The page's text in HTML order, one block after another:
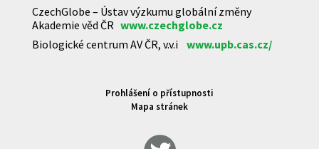
CzechGlobe – Ústav výzkumu globální změny
Akademie věd ČR www.czechglobe.cz
Biologické centrum AV ČR, v.v.i www.upb.cas.cz/
Prohlášení o přístupnosti
Mapa stránek